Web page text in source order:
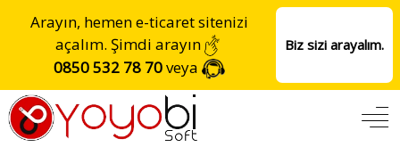
Arayın, hemen e-ticaret sitenizi
açalım. Şimdi arayın
0850 532 78 70veya
Biz sizi arayalım.